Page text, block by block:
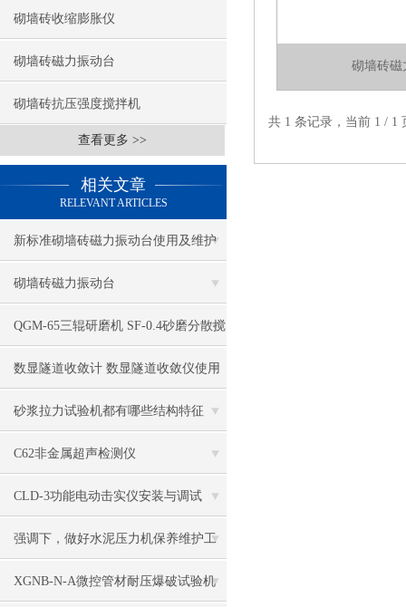
砌墙砖收缩膨胀仪
砌墙砖磁力振动台
砌墙砖抗压强度搅拌机
查看更多 >>
相关文章
RELEVANT ARTICLES
新标准砌墙砖磁力振动台使用及维护
砌墙砖磁力振动台
QGM-65三辊研磨机 SF-0.4砂磨分散搅
拌多用机 QSJ调频式分散机
数显隧道收敛计 数显隧道收敛仪使用
说明
砂浆拉力试验机都有哪些结构特征
C62非金属超声检测仪
CLD-3功能电动击实仪安装与调试
强调下，做好水泥压力机保养维护工
作是很有必要的
XGNB-N-A微控管材耐压爆破试验机
砌墙砖磁
共 1 条记录，当前 1 /